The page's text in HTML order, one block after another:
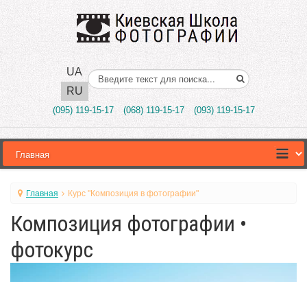
UA
RU
Поиск..
(095) 119-15-17 (068) 119-15-17 (093) 119-15-17
Главная Курс "Композиция в фотографии"
Композиция фотографии •
фотокурс